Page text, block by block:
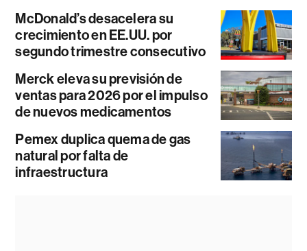
McDonald’s desacelera su
crecimiento en EE.UU. por
segundo trimestre consecutivo
Merck eleva su previsión de
ventas para 2026 por el impulso
de nuevos medicamentos
Pemex duplica quema de gas
natural por falta de
infraestructura